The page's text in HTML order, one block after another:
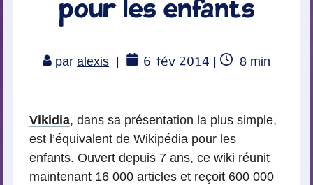
pour les enfants
paralexis 6 fév 2014
Temps
8min
Vikidia, dans sa présentation la plus simple,
est l’équivalent de Wikipédia pour les
enfants. Ouvert depuis 7 ans, ce wiki réunit
maintenant 16 000 articles et reçoit 600 000